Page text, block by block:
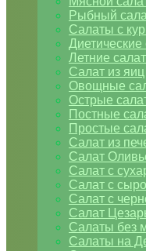
Рыбный
Салаты с
Летние
Салат из яиц
Овощные
Острые
Постные
Простые
Салат из
Салат
Салат с
Салат с
Салат с
Салат
Салаты без
Салаты на